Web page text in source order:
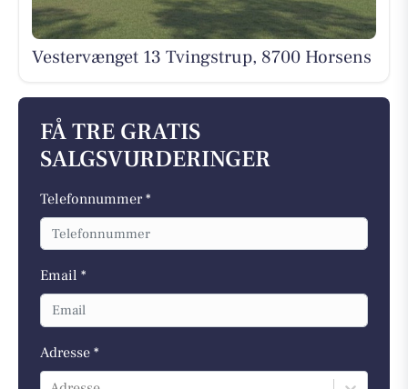
Vestervænget 13 Tvingstrup, 8700 Horsens
FÅ TRE GRATIS
SALGSVURDERINGER
Telefonnummer *
Email *
Adresse *